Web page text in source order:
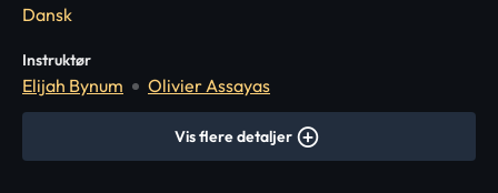
Dansk
Instruktør
Elijah Bynum Olivier Assayas
Vis flere detaljer